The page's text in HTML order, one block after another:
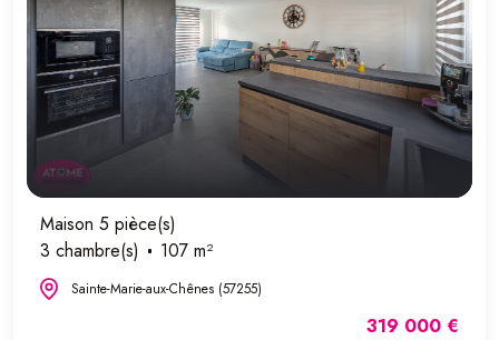
Maison 5 pièce(s)
3 chambre(s)
107 m²
Sainte-Marie-aux-Chênes (57255)
319 000 €